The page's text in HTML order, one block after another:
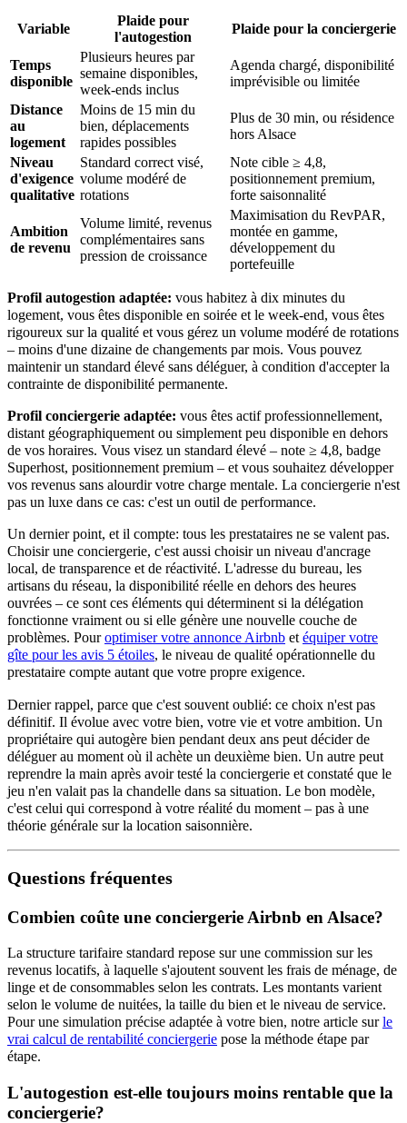
Variable
Plaide pour
l'autogestion
Plaide pour la conciergerie
Temps
disponible
Plusieurs heures par
semaine disponibles,
week-ends inclus
Agenda chargé, disponibilité
imprévisible ou limitée
Distance
au
logement
Moins de 15 min du
bien, déplacements
rapides possibles
Plus de 30 min, ou résidence
hors Alsace
Niveau
d'exigence
qualitative
Standard correct visé,
volume modéré de
rotations
Note cible ≥ 4,8,
positionnement premium,
forte saisonnalité
Ambition
de revenu
Volume limité, revenus
complémentaires sans
pression de croissance
Maximisation du RevPAR,
montée en gamme,
développement du
portefeuille
Profil autogestion adaptée: vous habitez à dix minutes du
logement, vous êtes disponible en soirée et le week-end, vous êtes
rigoureux sur la qualité et vous gérez un volume modéré de rotations
– moins d'une dizaine de changements par mois. Vous pouvez
maintenir un standard élevé sans déléguer, à condition d'accepter la
contrainte de disponibilité permanente.
Profil conciergerie adaptée: vous êtes actif professionnellement,
distant géographiquement ou simplement peu disponible en dehors
de vos horaires. Vous visez un standard élevé – note ≥ 4,8, badge
Superhost, positionnement premium – et vous souhaitez développer
vos revenus sans alourdir votre charge mentale. La conciergerie n'est
pas un luxe dans ce cas: c'est un outil de performance.
Un dernier point, et il compte: tous les prestataires ne se valent pas.
Choisir une conciergerie, c'est aussi choisir un niveau d'ancrage
local, de transparence et de réactivité. L'adresse du bureau, les
artisans du réseau, la disponibilité réelle en dehors des heures
ouvrées – ce sont ces éléments qui déterminent si la délégation
fonctionne vraiment ou si elle génère une nouvelle couche de
problèmes. Pouroptimiser votre annonce Airbnb etéquiper votre
gîte pour les avis 5 étoiles, le niveau de qualité opérationnelle du
prestataire compte autant que votre propre exigence.
Dernier rappel, parce que c'est souvent oublié: ce choix n'est pas
définitif. Il évolue avec votre bien, votre vie et votre ambition. Un
propriétaire qui autogère bien pendant deux ans peut décider de
déléguer au moment où il achète un deuxième bien. Un autre peut
reprendre la main après avoir testé la conciergerie et constaté que le
jeu n'en valait pas la chandelle dans sa situation. Le bon modèle,
c'est celui qui correspond à votre réalité du moment – pas à une
théorie générale sur la location saisonnière.
Questions fréquentes
Combien coûte une conciergerie Airbnb en Alsace?
La structure tarifaire standard repose sur une commission sur les
revenus locatifs, à laquelle s'ajoutent souvent les frais de ménage, de
linge et de consommables selon les contrats. Les montants varient
selon le volume de nuitées, la taille du bien et le niveau de service.
Pour une simulation précise adaptée à votre bien, notre article surle
vrai calcul de rentabilité conciergerie pose la méthode étape par
étape.
L'autogestion est-elle toujours moins rentable que la
conciergerie?